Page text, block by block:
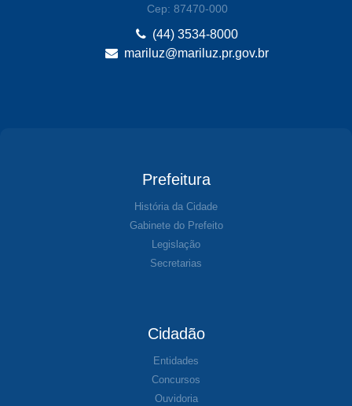
Cep: 87470-000
(44) 3534-8000
mariluz@mariluz.pr.gov.br
Prefeitura
História da Cidade
Gabinete do Prefeito
Legislação
Secretarias
Cidadão
Entidades
Concursos
Ouvidoria